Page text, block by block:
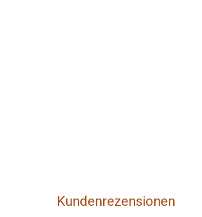
Kundenrezensionen